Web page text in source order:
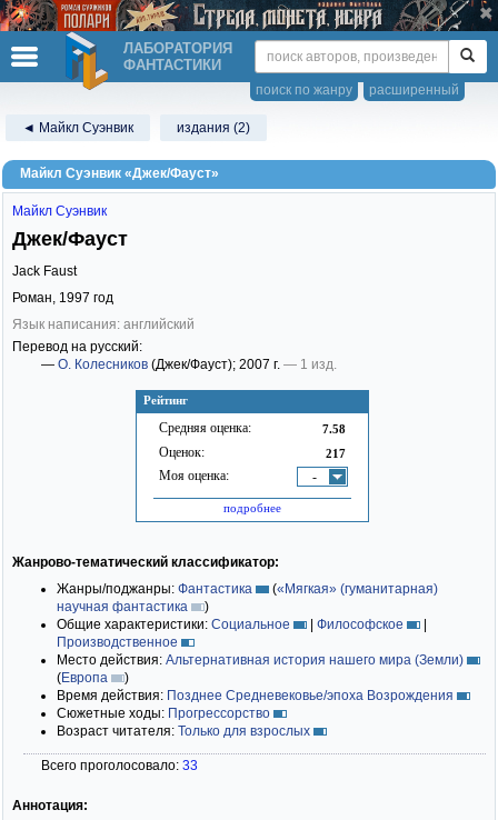
ЛАБОРАТОРИЯ
ФАНТАСТИКИ
расширенный
поиск по жанру
◄ Майкл Суэнвик издания (2)
Майкл Суэнвик «Джек/Фауст»
Рейтинг
Средняя оценка: 7.58
Оценок: 217
Моя оценка: -
подробнее
Майкл Суэнвик
Джек/Фауст
Jack Faust
Роман, 1997 год
Язык написания: английский
Перевод на русский:
— О. Колесников (Джек/Фауст); 2007 г. — 1 изд.
Жанрово-тематический классификатор:
Жанры/поджанры: Фантастика («Мягкая» (гуманитарная)
научная фантастика
)
Общие характеристики: Социальное | Философское
|
Производственное
Место действия: Альтернативная история нашего мира (Земли)
(Европа
)
Время действия: Позднее Средневековье/эпоха Возрождения
Сюжетные ходы: Прогрессорство
Возраст читателя: Только для взрослых
Всего проголосовало: 33
Аннотация: